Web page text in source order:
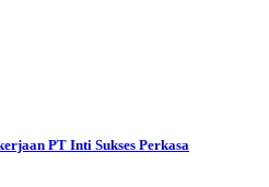
PT Inti Sukses Perkasa